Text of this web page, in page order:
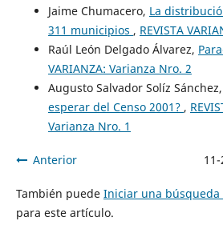
Jaime Chumacero, La
311 municipios , REVISTA
Raúl León Delgado Álvarez,
VARIANZA: Varianza Nro. 2
Augusto Salvador Solíz Sánchez,
esperar del Censo 2001? ,
Varianza Nro. 1
Anterior
También puede Iniciar una
para este artículo.